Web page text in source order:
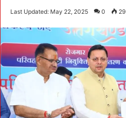
d
a
n
e
m
l
Last Updated: May 22, 2025 0 29